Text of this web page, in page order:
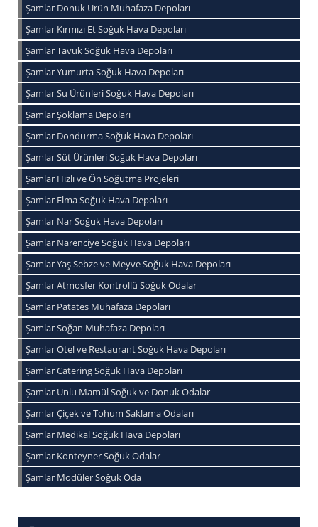
Şamlar Donuk Ürün Muhafaza Depoları
Şamlar Kırmızı Et Soğuk Hava Depoları
Şamlar Tavuk Soğuk Hava Depoları
Şamlar Yumurta Soğuk Hava Depoları
Şamlar Su Ürünleri Soğuk Hava Depoları
Şamlar Şoklama Depoları
Şamlar Dondurma Soğuk Hava Depoları
Şamlar Süt Ürünleri Soğuk Hava Depoları
Şamlar Hızlı ve Ön Soğutma Projeleri
Şamlar Elma Soğuk Hava Depoları
Şamlar Nar Soğuk Hava Depoları
Şamlar Narenciye Soğuk Hava Depoları
Şamlar Yaş Sebze ve Meyve Soğuk Hava Depoları
Şamlar Atmosfer Kontrollü Soğuk Odalar
Şamlar Patates Muhafaza Depoları
Şamlar Soğan Muhafaza Depoları
Şamlar Otel ve Restaurant Soğuk Hava Depoları
Şamlar Catering Soğuk Hava Depoları
Şamlar Unlu Mamül Soğuk ve Donuk Odalar
Şamlar Çiçek ve Tohum Saklama Odaları
Şamlar Medikal Soğuk Hava Depoları
Şamlar Konteyner Soğuk Odalar
Şamlar Modüler Soğuk Oda